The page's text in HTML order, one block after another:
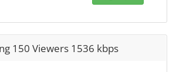
150 Viewers 1536 kbps